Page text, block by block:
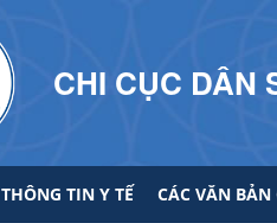
CHI CỤC DÂN
THÔNG TIN Y TẾ CÁC VĂN